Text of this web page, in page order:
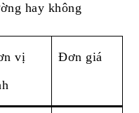
hay không
vị
Đơn giá